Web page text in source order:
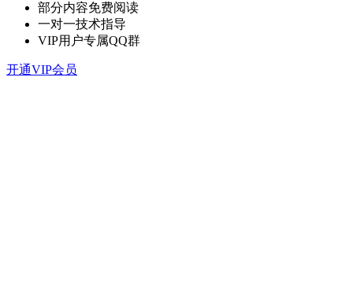
部分内容免费阅读
一对一技术指导
VIP用户专属QQ群
开通VIP会员